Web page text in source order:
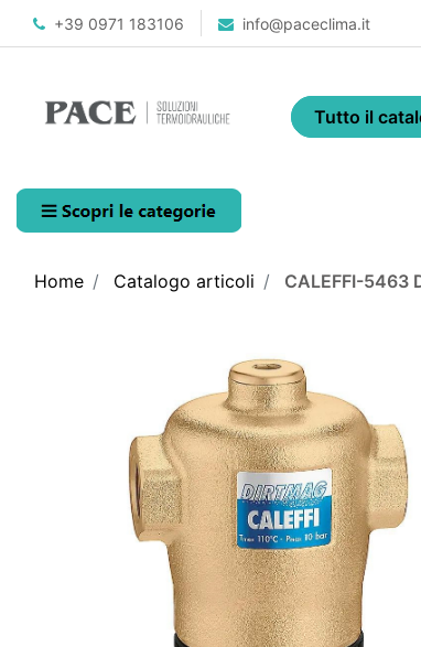
+39 0971 183106 info@paceclima.it
Open menu
Home Catalogo articoli CALEFFI-5463